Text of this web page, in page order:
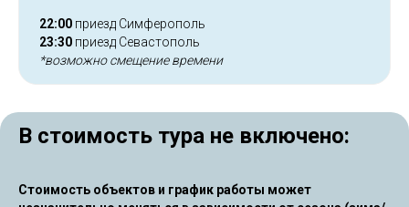
22:00 приезд Симферополь
23:30 приезд Севастополь
*возможно смещение времени
В стоимость тура не включено:
Стоимость объектов и график работы может